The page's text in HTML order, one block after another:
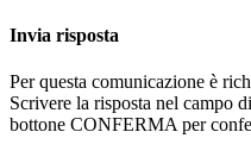
Invia risposta
Per questa comunicazione è
Scrivere la risposta nel campo
bottone CONFERMA per